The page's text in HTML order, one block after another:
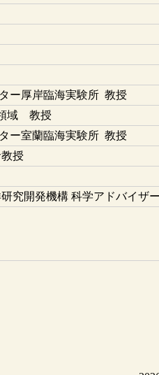
ー厚岸臨海実験所 教授
域 教授
ー室蘭臨海実験所 教授
授
究開発機構 科学アドバイザー